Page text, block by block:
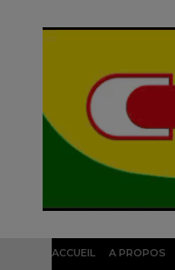
ACCUEIL A PROPOS